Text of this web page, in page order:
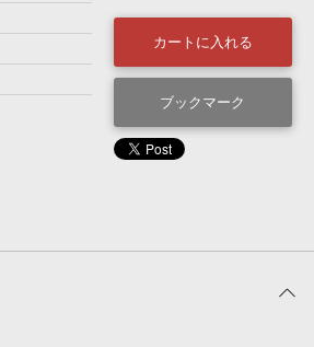
次世代型 ボーカル・エディタ
カートに入れる
ブックマーク